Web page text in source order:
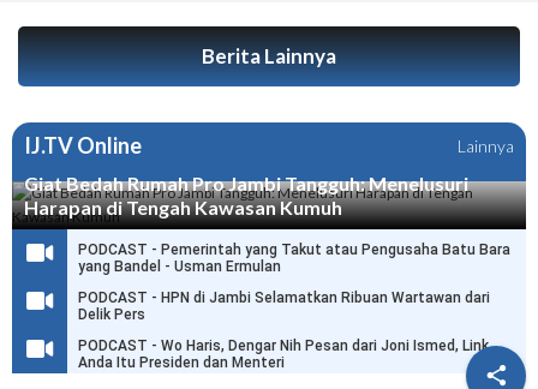

Berita Lainnya
IJ.TV Online Lainnya
Giat Bedah Rumah Pro Jambi Tangguh: Menelusuri
Harapan di Tengah Kawasan Kumuh
PODCAST - Pemerintah yang Takut atau Pengusaha Batu Bara
yang Bandel - Usman Ermulan
PODCAST - HPN di Jambi Selamatkan Ribuan Wartawan dari
Delik Pers
PODCAST - Wo Haris, Dengar Nih Pesan dari Joni Ismed, Link
Anda Itu Presiden dan Menteri